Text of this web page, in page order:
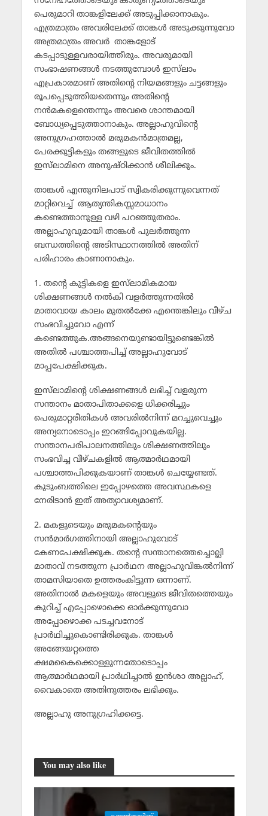
പെരുമാറി താങ്കളിലേക്ക് അടുപ്പിക്കാനാകും.
എത്രമാത്രം അവരിലേക്ക് താങ്കള്‍ അടുക്കുന്നുവോ
അത്രമാത്രം അവര്‍ താങ്കളോട്
കടപ്പാടുള്ളവരായിത്തീരും. അവരുമായി
സംഭാഷണങ്ങള്‍ നടത്തുമ്പോള്‍ ഇസ്‌ലാം
എപ്രകാരമാണ് അതിന്റെ നിയമങ്ങളും ചട്ടങ്ങളും
രൂപപ്പെടുത്തിയതെന്നും അതിന്റെ
നന്‍മകളെന്തെന്നും അവരെ ശാന്തമായി
ബോധ്യപ്പെടുത്താനാകും. അല്ലാഹുവിന്റെ
അനുഗ്രഹത്താല്‍ മരുമകന്‍മാത്രമല്ല,
പേരക്കുട്ടികളും തങ്ങളുടെ ജീവിതത്തില്‍
ഇസ്‌ലാമിനെ അനുഷ്ഠിക്കാന്‍ ശീലിക്കും.
താങ്കള്‍ എന്തുനിലപാട് സ്വീകരിക്കുന്നുവെന്നത്
മാറ്റിവെച്ച് ആത്യന്തികസ്സമാധാനം
കണ്ടെത്താനുള്ള വഴി പറഞ്ഞുതരാം.
അല്ലാഹുവുമായി താങ്കള്‍ പുലര്‍ത്തുന്ന
ബന്ധത്തിന്റെ അടിസ്ഥാനത്തില്‍ അതിന്
പരിഹാരം കാണാനാകും.
1. തന്റെ കുട്ടികളെ ഇസ്‌ലാമികമായ
ശിക്ഷണങ്ങള്‍ നല്‍കി വളര്‍ത്തുന്നതില്‍
മാതാവായ കാലം മുതല്‍ക്കേ എന്തെങ്കിലും വീഴ്ച
സംഭവിച്ചുവോ എന്ന്
കണ്ടെത്തുക.അങ്ങനെയുണ്ടായിട്ടുണ്ടെങ്കില്‍
അതില്‍ പശ്ചാത്തപിച്ച് അല്ലാഹുവോട്
മാപ്പപേക്ഷിക്കുക.
ഇസ്‌ലാമിന്റെ ശിക്ഷണങ്ങള്‍ ലഭിച്ച് വളരുന്ന
സന്താനം മാതാപിതാക്കളെ ധിക്കരിച്ചും
പെരുമാറ്റരീതികള്‍ അവരില്‍നിന്ന് മറച്ചുവെച്ചും
അന്യനോടൊപ്പം ഇറങ്ങിപ്പോവുകയില്ല.
സന്താനപരിപാലനത്തിലും ശിക്ഷണത്തിലും
സംഭവിച്ച വീഴ്ചകളില്‍ ആത്മാര്‍ഥമായി
പശ്ചാത്തപിക്കുകയാണ് താങ്കള്‍ ചെയ്യേണ്ടത്.
കുടുംബത്തിലെ ഇപ്പോഴത്തെ അവസ്ഥകളെ
നേരിടാന്‍ ഇത് അത്യാവശ്യമാണ്.
2. മകളുടെയും മരുമകന്റെയും
സന്‍മാര്‍ഗത്തിനായി അല്ലാഹുവോട്
കേണപേക്ഷിക്കുക. തന്റെ സന്താനത്തെച്ചൊല്ലി
മാതാവ് നടത്തുന്ന പ്രാര്‍ഥന അല്ലാഹുവിങ്കല്‍നിന്ന്
താമസിയാതെ ഉത്തരംകിട്ടുന്ന ഒന്നാണ്.
അതിനാല്‍ മകളെയും അവളുടെ ജീവിതത്തെയും
കുറിച്ച് എപ്പോഴൊക്കെ ഓര്‍ക്കുന്നുവോ
അപ്പോഴൊക്ക പടച്ചവനോട്
പ്രാര്‍ഥിച്ചുകൊണ്ടിരിക്കുക. താങ്കള്‍
അങ്ങേയറ്റത്തെ
ക്ഷമകൈക്കൊള്ളുന്നതോടൊപ്പം
ആത്മാര്‍ഥമായി പ്രാര്‍ഥിച്ചാല്‍ ഇന്‍ശാ അല്ലാഹ്,
വൈകാതെ അതിനുത്തരം ലഭിക്കും.
അല്ലാഹു അനുഗ്രഹിക്കട്ടെ.
You may also like